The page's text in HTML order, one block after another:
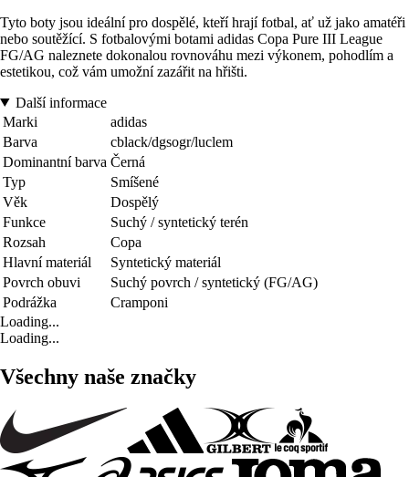
Tyto boty jsou ideální pro dospělé, kteří hrají fotbal, ať už jako amatéři
nebo soutěžící. S fotbalovými botami adidas Copa Pure III League
FG/AG naleznete dokonalou rovnováhu mezi výkonem, pohodlím a
estetikou, což vám umožní zazářit na hřišti.
Další informace
Marki
adidas
Barva
cblack/dgsogr/luclem
Dominantní barva Černá
Typ
Smíšené
Věk
Dospělý
Funkce
Suchý / syntetický terén
Rozsah
Copa
Hlavní materiál
Syntetický materiál
Povrch obuvi
Suchý povrch / syntetický (FG/AG)
Podrážka
Cramponi
Loading...
Loading...
Všechny naše značky